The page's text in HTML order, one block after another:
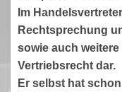
Im
Rechtsprechung
sowie auch
Vertriebsrecht dar.
Er selbst hat